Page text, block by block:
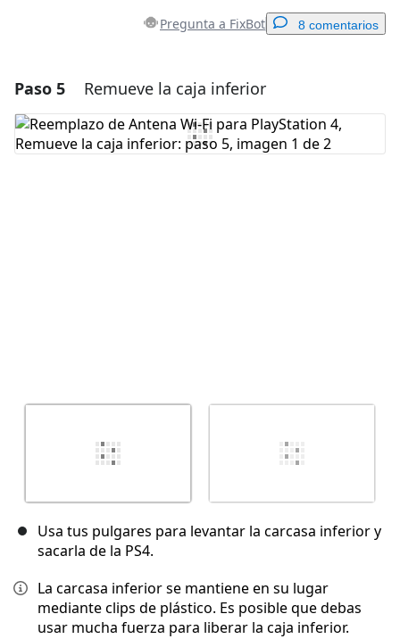
Pregunta a FixBot 8 comentarios
Agregar un comentario
Agregar Comentario
Paso 5 Remueve la caja inferior
Usa tus pulgares para levantar la carcasa inferior y
sacarla de la PS4.
La carcasa inferior se mantiene en su lugar
mediante clips de plástico. Es posible que debas
usar mucha fuerza para liberar la caja inferior.